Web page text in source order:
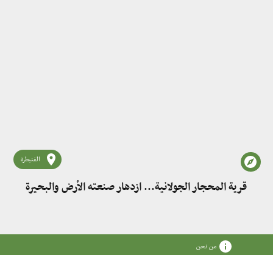
القنيطرة
قرية المحجار الجولانية... ازدهار صنعته الأرض والبحيرة
من نحن